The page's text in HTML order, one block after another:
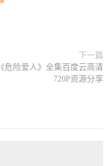
下一篇
《危险爱人》全集百度云高清
720P资源分享